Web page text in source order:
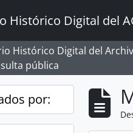
Histórico Digital del
Histórico Digital del
pública
por: